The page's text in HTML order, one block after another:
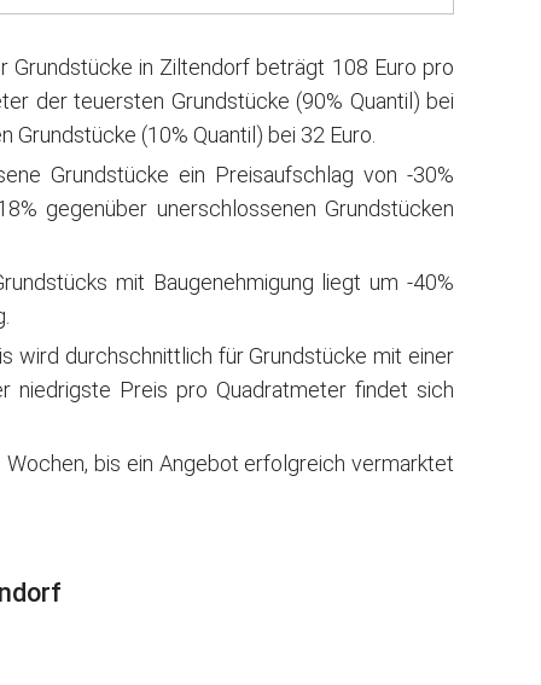
in Ziltendorf beträgt 108 Euro pro
der teuersten Grundstücke (90% Quantil) bei
(10% Quantil) bei 32 Euro.
Grundstücke ein Preisaufschlag von -30%
gegenüber unerschlossenen Grundstücken
mit Baugenehmigung liegt um -40%
wird durchschnittlich für Grundstücke mit einer
niedrigste Preis pro Quadratmeter findet sich
bis ein Angebot erfolgreich vermarktet